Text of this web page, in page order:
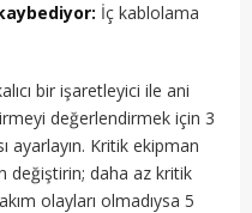
İç kablolama
bir işaretleyici ile ani
değerlendirmek için 3
ayarlayın. Kritik ekipman
değiştirin; daha az kritik
olayları olmadıysa 5